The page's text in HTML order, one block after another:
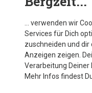
… verwenden wir
Services für Dich
zuschneiden und
Anzeigen zeigen.
Verarbeitung Deiner
Mehr Infos findest